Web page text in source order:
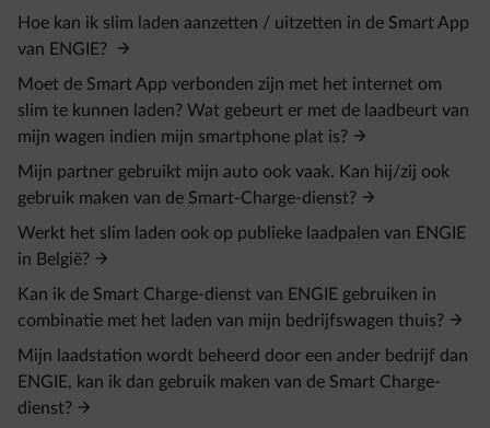
Hoe kan ik slim laden aanzetten / uitzetten in de Smart App
van ENGIE?
Moet de Smart App verbonden zijn met het internet om
slim te kunnen laden? Wat gebeurt er met de laadbeurt van
mijn wagen indien mijn smartphone plat is?
Mijn partner gebruikt mijn auto ook vaak. Kan hij/zij ook
gebruik maken van de Smart-Charge-dienst?
Werkt het slim laden ook op publieke laadpalen van ENGIE
in België?
Kan ik de Smart Charge-dienst van ENGIE gebruiken in
combinatie met het laden van mijn bedrijfswagen thuis?
Mijn laadstation wordt beheerd door een ander bedrijf dan
ENGIE, kan ik dan gebruik maken van de Smart Charge-
dienst?